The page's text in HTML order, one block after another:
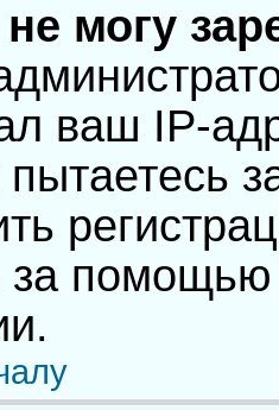
могу
ваш IP-
за помощью